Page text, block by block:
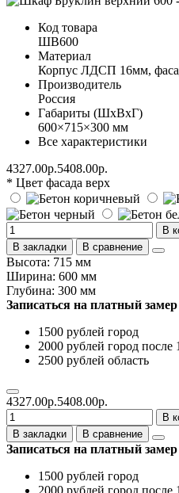
Код товара
ШВ600
Материал
Корпус ЛДСП 16мм,
Производитель
Россия
Габариты (ШхВхГ)
600×715×300 мм
Все характеристики
4327.00р.5408.00р.
* Цвет фасада верх
В
В закладки
В сравнение
Высота: 715 мм
Ширина: 600 мм
Глубина: 300 мм
Записаться на платный
1500 рублей город
2000 рублей город после
2500 рублей область
4327.00р.5408.00р.
В
В закладки
В сравнение
Записаться на платный
1500 рублей город
2000 рублей город после